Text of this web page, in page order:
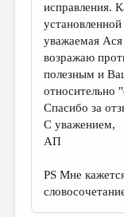
исправления.
уважаемая
возражаю
полезным и
относительно
Спасибо за
С уважением,
АП
PS Мне